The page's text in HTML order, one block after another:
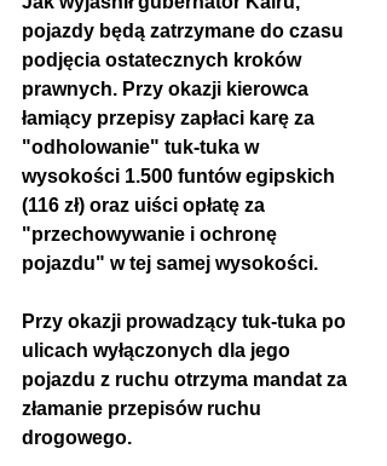
pojazdy będą zatrzymane do czasu
podjęcia ostatecznych kroków
prawnych. Przy okazji kierowca
łamiący przepisy zapłaci karę za
"odholowanie" tuk-tuka w
wysokości 1.500 funtów egipskich
(116 zł) oraz uiści opłatę za
"przechowywanie i ochronę
pojazdu" w tej samej wysokości.
Przy okazji prowadzący tuk-tuka po
ulicach wyłączonych dla jego
pojazdu z ruchu otrzyma mandat za
złamanie przepisów ruchu
drogowego.